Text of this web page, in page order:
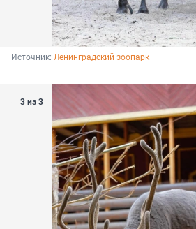
Источник: Ленинградский зоопарк
3 из 3